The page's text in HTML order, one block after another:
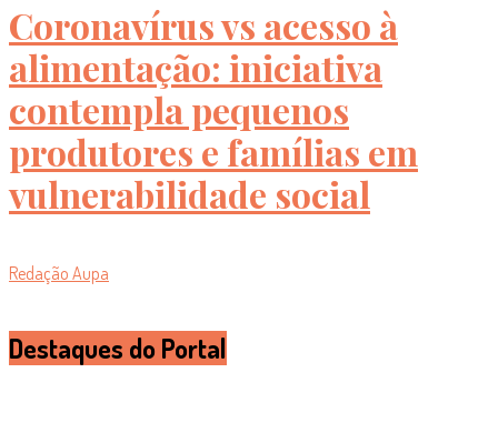
Coronavírus vs acesso à
alimentação: iniciativa
contempla pequenos
produtores e famílias em
vulnerabilidade social
Redação Aupa
Destaques do Portal